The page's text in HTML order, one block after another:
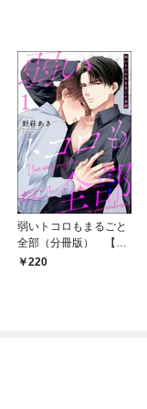
弱いトコロもまるごと
全部（分冊版） 【第
1話】
220